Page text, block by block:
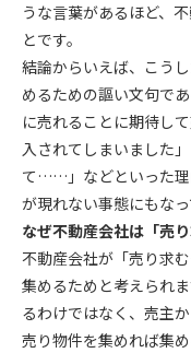
うな言葉があるほど、
とです。
結論からいえば、こう
めるための謳い文句で
に売れることに期待し
入されてしまいました
て……」などといった理
が現れない事態にもな
なぜ不動産会社は「売
不動産会社が「売り求
集めるためと考えられ
るわけではなく、売主
売り物件を集めれば集